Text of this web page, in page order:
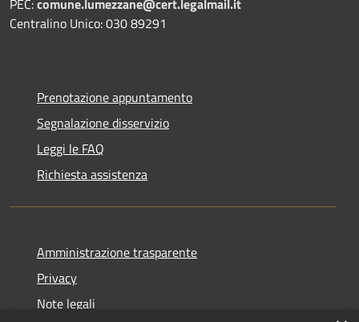
PEC:comune.lumezzane@cert.legalmail.it
Centralino Unico: 030 89291
Prenotazione appuntamento
Segnalazione disservizio
Leggi le FAQ
Richiesta assistenza
Amministrazione trasparente
Privacy
Note legali